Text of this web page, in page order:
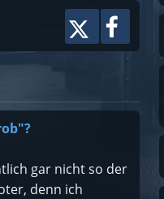
gar nicht so der
denn ich